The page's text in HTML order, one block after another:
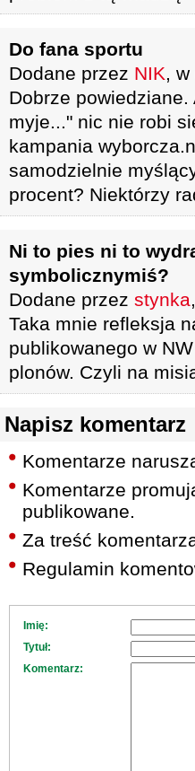
Do fana sportu
Dodane przez NIK, w
Dobrze
myje..." nic nie robi
kampania
samodzielnie
procent? Niektórzy
Ni to pies ni to
symbolicznymiś?
Dodane przez stynka
Taka mnie refleksja
publikowanego w
plonów. Czyli na
Napisz komentarz
Komentarze
Komentarze
publikowane.
Za treść
Regulamin
Imię:
Tytuł:
Komentarz: